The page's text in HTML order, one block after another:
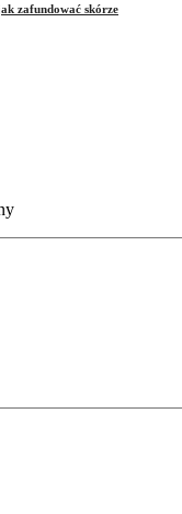
zafundować skórze